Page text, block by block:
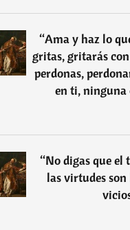
“Ama y haz lo
gritas, gritarás
perdonas,
en ti, ninguna
“No digas que el
las virtudes son